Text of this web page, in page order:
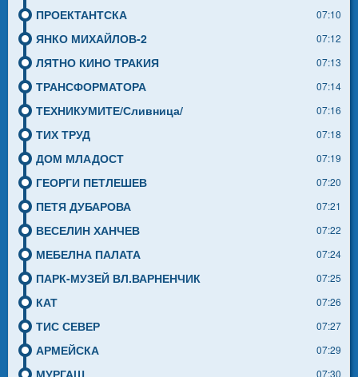
ПРОЕКТАНТСКА 07:10
ЯНКО МИХАЙЛОВ-2 07:12
ЛЯТНО КИНО ТРАКИЯ 07:13
ТРАНСФОРМАТОРА 07:14
ТЕХНИКУМИТЕ/Сливница/ 07:16
ТИХ ТРУД 07:18
ДОМ МЛАДОСТ 07:19
ГЕОРГИ ПЕТЛЕШЕВ 07:20
ПЕТЯ ДУБАРОВА 07:21
ВЕСЕЛИН ХАНЧЕВ 07:22
МЕБЕЛНА ПАЛАТА 07:24
ПАРК-МУЗЕЙ ВЛ.ВАРНЕНЧИК 07:25
КАТ 07:26
ТИС СЕВЕР 07:27
АРМЕЙСКА 07:29
МУРГАШ 07:30